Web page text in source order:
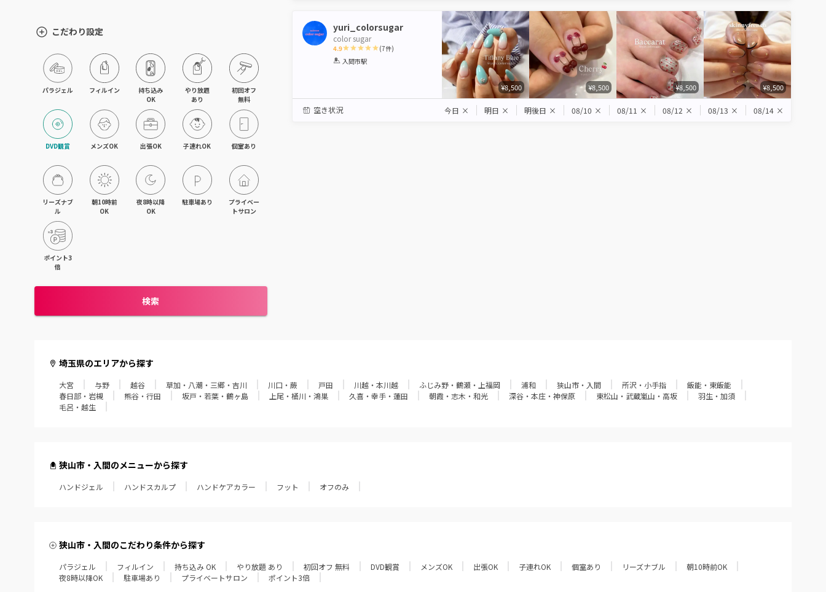
所沢・小手指
飯能・東飯能
春日部・岩槻
熊谷・行田
坂戸・若葉・鶴ヶ島
上尾・桶川・鴻巣
久喜・幸手・蓮田
こだわり設定
パラジェル フィルイン
持ち込み
OK
やり放題
あり
初回オフ
無料
DVD観賞 メンズOK 出張OK 子連れOK 個室あり
リーズナブ
ル
朝10時前
OK
夜8時以降
OK
駐車場あり
プライベー
トサロン
ポイント3
倍
検索
yuri_colorsugar
color sugar
4.9
1 2 3 4
(7件)
入間市駅
¥8,500 ¥8,500 ¥8,500 ¥8,500
空き状況 今日 × 明日 × 明後日 × 08/10 × 08/11 × 08/12 × 08/13 × 08/14 ×
埼玉県のエリアから探す
大宮 与野 越谷 草加・八潮・三郷・吉川 川口・蕨 戸田 川越・本川越 ふじみ野・鶴瀬・上福岡 浦和 狭山市・入間 所沢・小手指
飯能・東飯能
春日部・岩槻
熊谷・行田 坂戸・若葉・鶴ヶ島 上尾・桶川・鴻巣 久喜・幸手・蓮田 朝霞・志木・和光 深谷・本庄・神保原 東松山・武蔵嵐山・高坂
羽生・加須
毛呂・越生
狭山市・入間のメニューから探す
ハンドジェル ハンドスカルプ ハンドケアカラー フット オフのみ
狭山市・入間のこだわり条件から探す
パラジェル フィルイン 持ち込み OK やり放題 あり 初回オフ 無料 DVD観賞 メンズOK 出張OK 子連れOK 個室あり リーズナブル
朝10時前OK
夜8時以降OK
駐車場あり プライベートサロン ポイント3倍